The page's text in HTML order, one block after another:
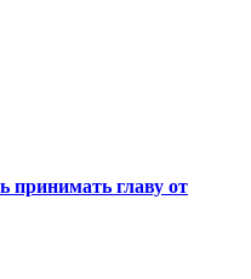
принимать главу от